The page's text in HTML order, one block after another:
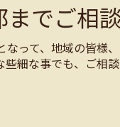
でご相談
って、地域の皆様
細な事でも、ご相談